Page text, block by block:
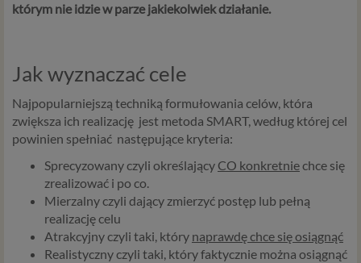
którym nie idzie w parze jakiekolwiek działanie.
Jak wyznaczać cele
Najpopularniejszą techniką formułowania celów, która
zwiększa ich realizację jest metoda SMART, według której cel
powinien spełniać następujące kryteria:
Sprecyzowany czyli określający CO konkretniechce się
zrealizować i po co.
Mierzalny czyli dający zmierzyć postęp lub pełną
realizację celu
Atrakcyjny czyli taki, który naprawdę chce się osiągnąć
Realistyczny czyli taki, który faktycznie można osiągnąć